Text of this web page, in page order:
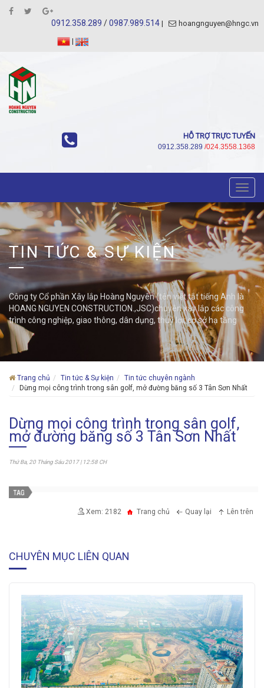
0912.358.289 /0987.989.514
hoangnguyen@hngc.vn
|
HỖ TRỢ TRỰC TUYẾN
0912.358.289 /024.3558.1368
TIN TỨC & SỰ KIỆN
Công ty Cổ phần Xây lắp Hoàng Nguyên (tên viết tắt tiếng Anh là
HOANG NGUYEN CONSTRUCTION.,JSC)chuyên xây lắp các công
trình công nghiệp, giao thông, dân dụng, thuỷ lợi, cơ sở hạ tầng
Trang chủ Tin tức & Sự kiện
Tin tức chuyên ngành
Dừng mọi công trình trong sân golf, mở đường băng số 3 Tân Sơn Nhất
Dừng mọi công trình trong sân golf,
mở đường băng số 3 Tân Sơn Nhất
Thứ Ba, 20 Tháng Sáu 2017 | 12:58 CH
Xem: 2182 Trang chủ Quay lại Lên trên
CHUYÊN MỤC LIÊN QUAN